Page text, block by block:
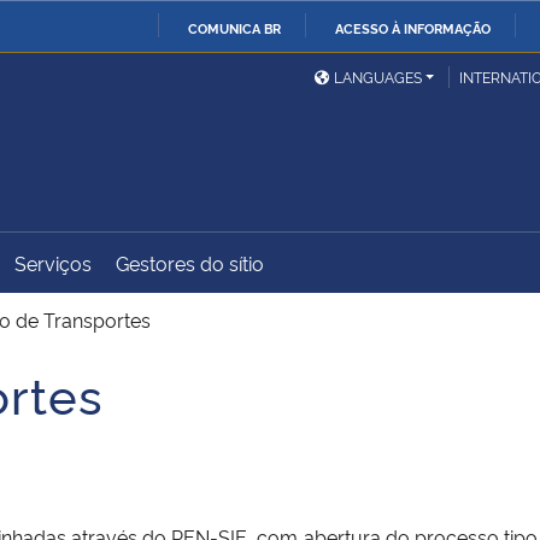
COMUNICA BR ACESSO À INFORMAÇÃO
Ministério da Defesa
Ministério das Relações
Exteriores
Ministério do
Desenvolvimento Regional
Advocacia-Geral da União
LANGUAGES
Serviços Gestores do sítio
de Transportes